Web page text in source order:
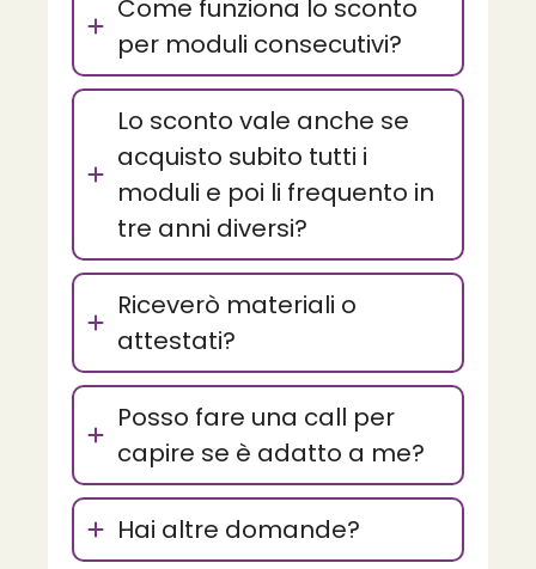
Come funziona lo sconto
per moduli consecutivi?
Lo sconto vale anche se
acquisto subito tutti i
moduli e poi li frequento in
tre anni diversi?
Riceverò materiali o
attestati?
Posso fare una call per
capire se è adatto a me?
Hai altre domande?